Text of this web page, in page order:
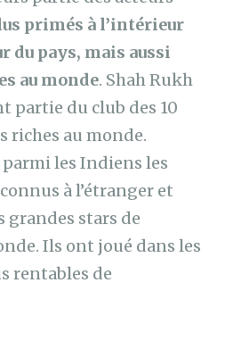
primés à l’intérieur
du pays, mais aussi
au monde. Shah Rukh
partie du club des 10
riches au monde.
les Indiens les
à l’étranger et
grandes stars de
Ils ont joué dans les
rentables de